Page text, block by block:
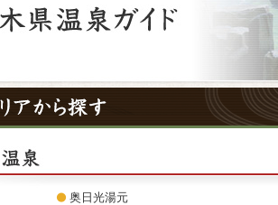
奥日光湯元